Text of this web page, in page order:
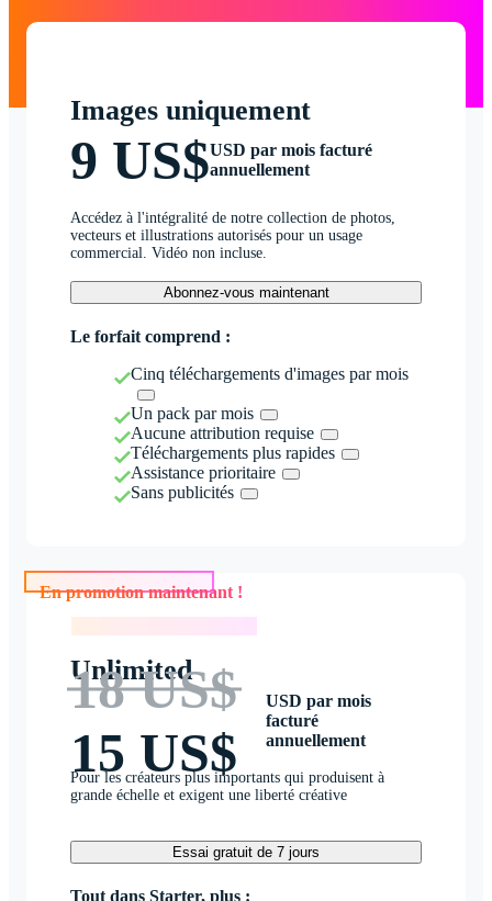
Images uniquement
9 US$USD par mois facturé
annuellement
Accédez à l'intégralité de notre collection de photos,
vecteurs et illustrations autorisés pour un usage
commercial. Vidéo non incluse.
Abonnez-vous maintenant
Le forfait comprend :
Cinq téléchargements d'images par mois
Un pack par mois
Aucune attribution requise
Téléchargements plus rapides
Assistance prioritaire
Sans publicités
En promotion maintenant !
Unlimited
18 US$
15 US$
USD par mois
facturé
annuellement
Pour les créateurs plus importants qui produisent à
grande échelle et exigent une liberté créative
Essai gratuit de 7 jours
Tout dans Starter, plus :